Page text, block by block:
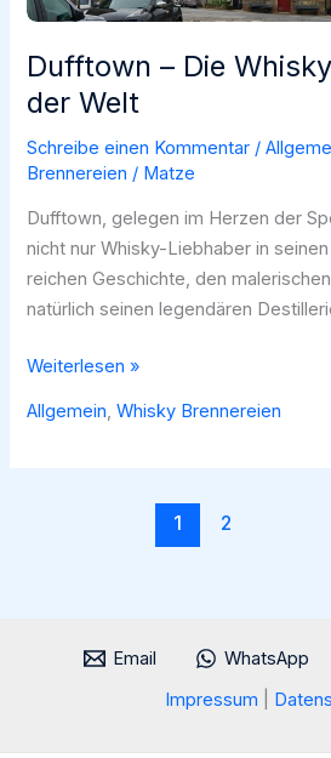
Dufftown – Die
der Welt
Schreibe einen Kommentar /
Brennereien / Matze
Dufftown, gelegen im Herzen der
nicht nur Whisky-Liebhaber in
reichen Geschichte, den
natürlich seinen legendären
Dufftown
Die
Weiterlesen »
Allgemein,Whisky Brennereien
1 2
Email WhatsApp
Impressum